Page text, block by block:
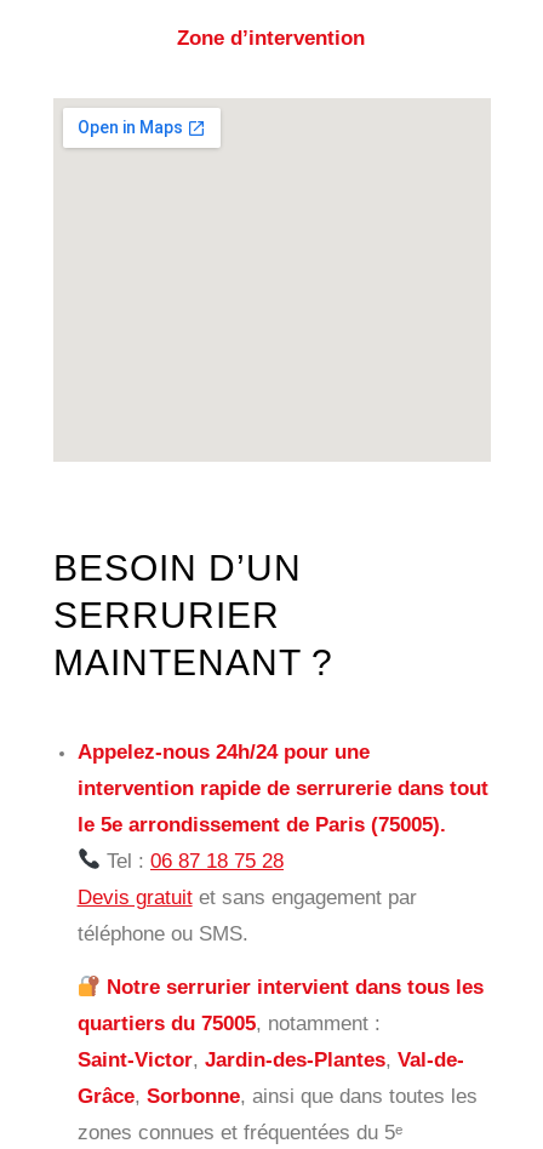
Zone d’intervention
BESOIN D’UN
SERRURIER
MAINTENANT ?
Appelez-nous 24h/24 pour une
intervention rapide de serrurerie dans tout
le 5e arrondissement de Paris (75005).
Tel : 06 87 18 75 28
Devis gratuitet sans engagement par
téléphone ou SMS.
Notre serrurier intervient dans tous les
quartiers du 75005, notamment :
Saint-Victor, Jardin-des-Plantes, Val-de-
Grâce, Sorbonne, ainsi que dans toutes les
zones connues et fréquentées du 5ᵉ